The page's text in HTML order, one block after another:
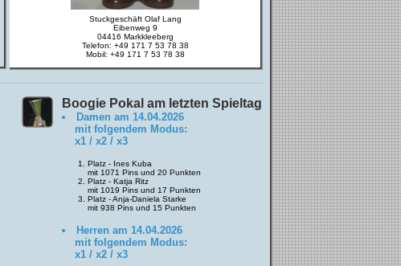
Stuckgeschäft Olaf Lang
Eibenweg 9
04416 Markkleeberg
Telefon: +49 171 7 53 78 38
Mobil: +49 171 7 53 78 38
Boogie Pokal am letzten Spieltag
Damen am 14.04.2026
mit folgendem Modus:
x1 / x2 / x3
1. Platz - Ines Kuba
mit 1071 Pins und 20 Punkten
2. Platz - Katja Ritz
mit 1019 Pins und 17 Punkten
3. Platz - Anja-Daniela Starke
mit 938 Pins und 15 Punkten
Herren am 14.04.2026
mit folgendem Modus:
x1 / x2 / x3